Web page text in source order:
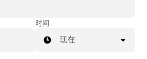
时间
现在